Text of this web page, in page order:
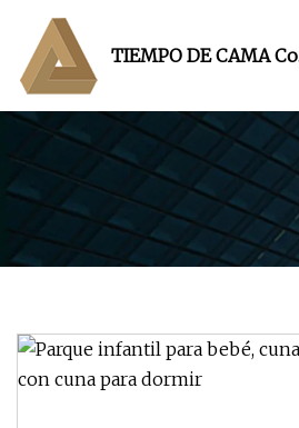
TIEMPO DE CAMA